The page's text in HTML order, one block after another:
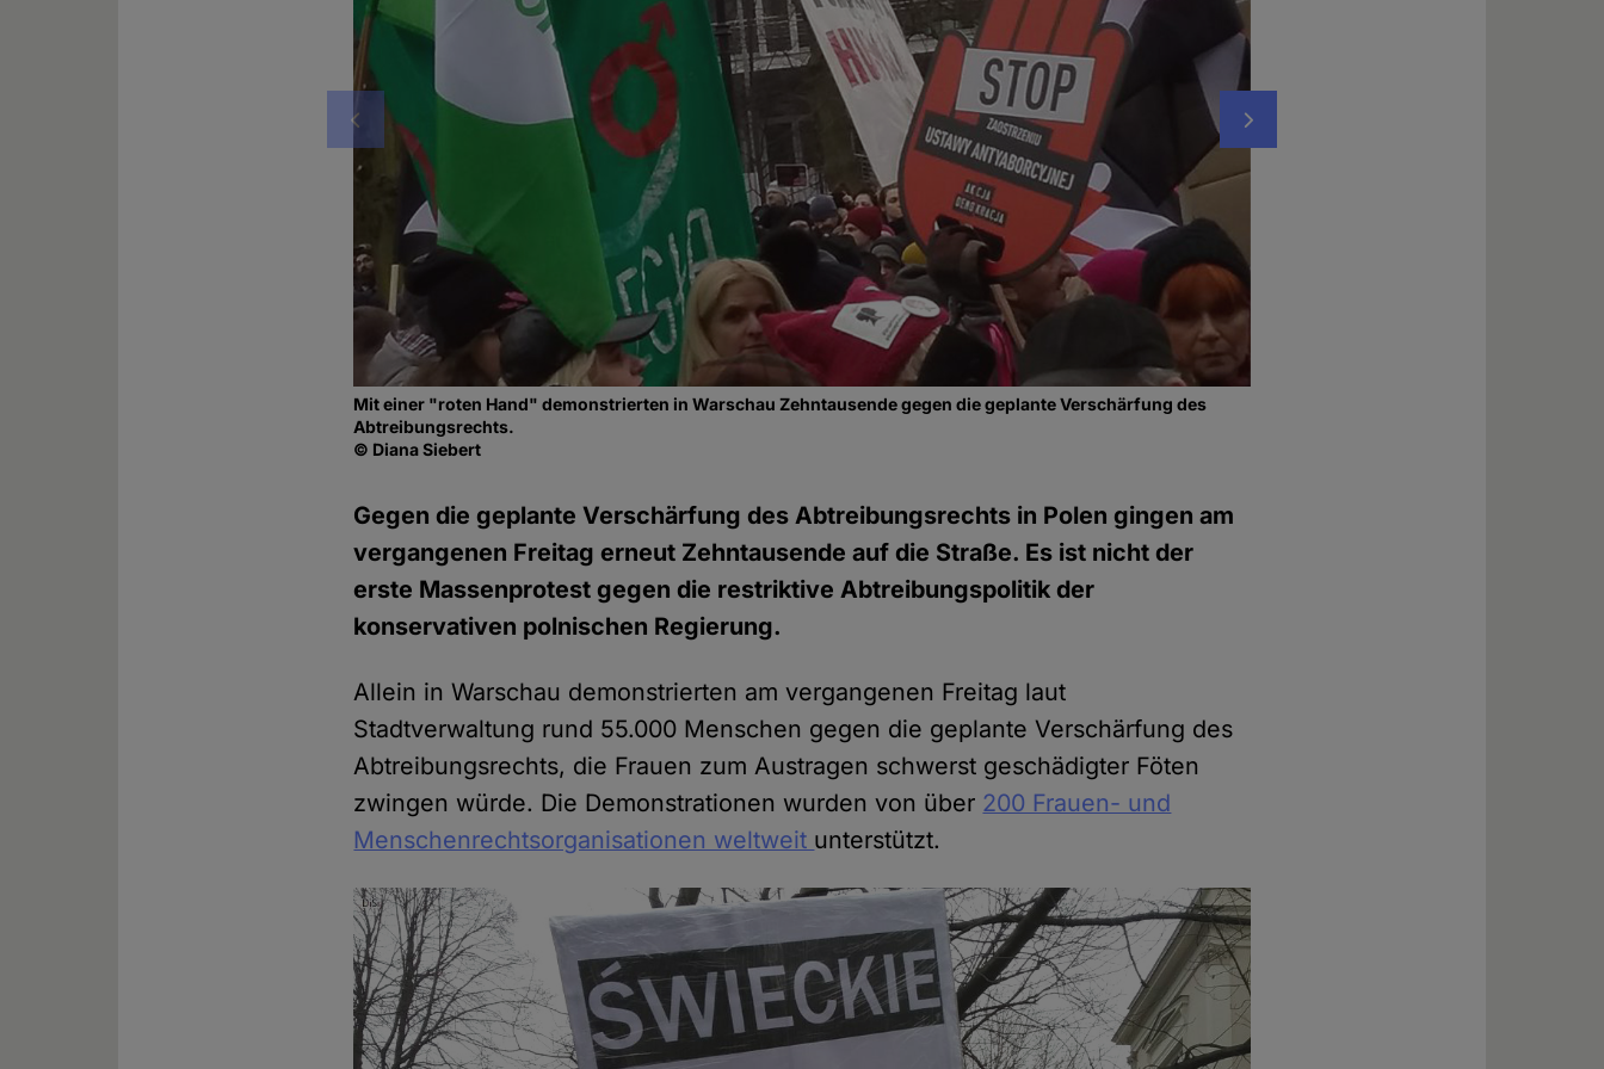
Vorheriges
Mit einer "roten Hand" demonstrierten in Warschau Zehntausende gegen die geplante Verschärfung des
Abtreibungsrechts.
© Diana Siebert
Gegen die geplante Verschärfung des Abtreibungsrechts in Polen gingen am
vergangenen Freitag erneut Zehntausende auf die Straße. Es ist nicht der
erste Massenprotest gegen die restriktive Abtreibungspolitik der
konservativen polnischen Regierung.
Allein in Warschau demonstrierten am vergangenen Freitag laut
Stadtverwaltung rund 55.000 Menschen gegen die geplante Verschärfung des
Abtreibungsrechts, die Frauen zum Austragen schwerst geschädigter Föten
zwingen würde. Die Demonstrationen wurden von über 200 Frauen- und
Menschenrechtsorganisationen weltweit unterstützt.